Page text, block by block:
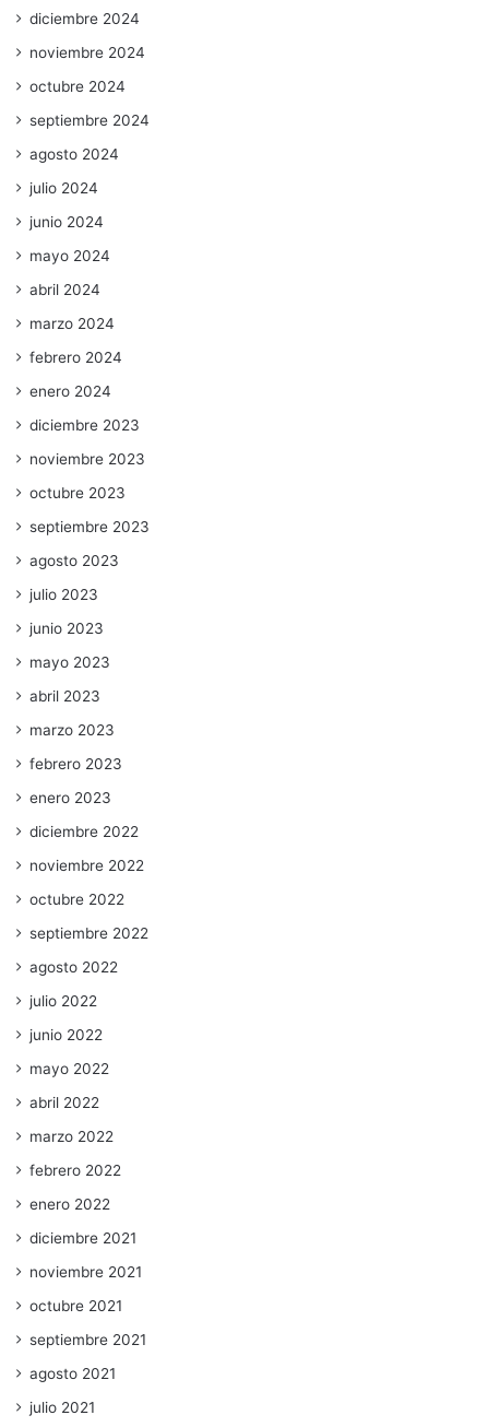
diciembre 2024
noviembre 2024
octubre 2024
septiembre 2024
agosto 2024
julio 2024
junio 2024
mayo 2024
abril 2024
marzo 2024
febrero 2024
enero 2024
diciembre 2023
noviembre 2023
octubre 2023
septiembre 2023
agosto 2023
julio 2023
junio 2023
mayo 2023
abril 2023
marzo 2023
febrero 2023
enero 2023
diciembre 2022
noviembre 2022
octubre 2022
septiembre 2022
agosto 2022
julio 2022
junio 2022
mayo 2022
abril 2022
marzo 2022
febrero 2022
enero 2022
diciembre 2021
noviembre 2021
octubre 2021
septiembre 2021
agosto 2021
julio 2021